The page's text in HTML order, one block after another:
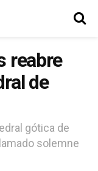
reabre
de
gótica de
solemne